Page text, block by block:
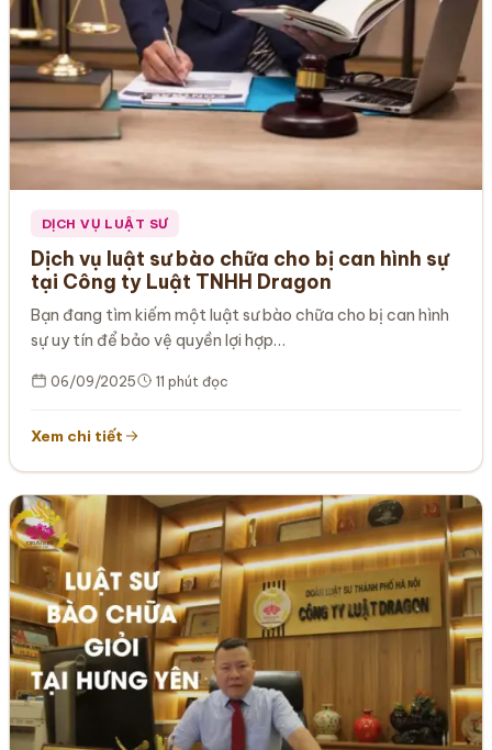
DỊCH VỤ LUẬT SƯ
Dịch vụ luật sư bào chữa cho bị can hình sự
tại Công ty Luật TNHH Dragon
Bạn đang tìm kiếm một luật sư bào chữa cho bị can hình
sự uy tín để bảo vệ quyền lợi hợp…
06/09/2025 11 phút đọc
Xem chi tiết